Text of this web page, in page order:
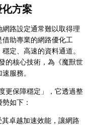
方案
路設定通常難以取得理
助專業的網路優化工
定、高速的資料通道。
的核心技術，為《魔獸世
服務。
更保障穩定」，它透過整
如下：
其卓越加速效能，讓網路